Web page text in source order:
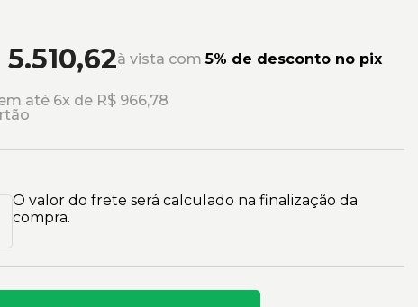
5.510,62à vista com5% de desconto no pix
até 6x de R$ 966,78
O valor do frete será calculado na finalização da
compra.